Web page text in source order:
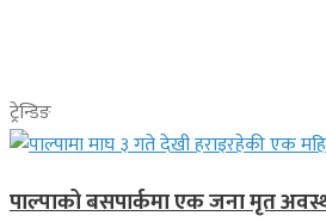
ट्रेन्डिङ
पाल्पाको बसपार्कमा एक जना मृत